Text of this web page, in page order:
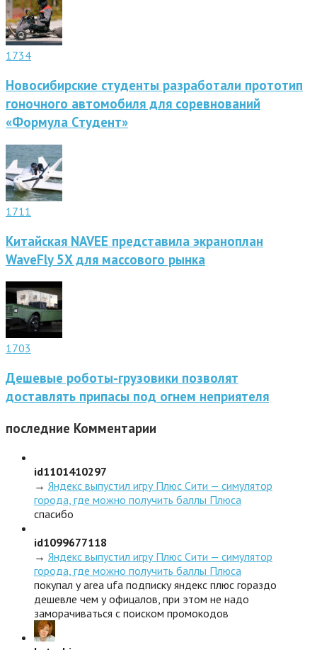
1734
Новосибирские студенты разработали прототип
гоночного автомобиля для соревнований
«Формула Студент»
1711
Китайская NAVEE представила экраноплан
WaveFly 5X для массового рынка
1703
Дешевые роботы-грузовики позволят
доставлять припасы под огнем неприятеля
последние Комментарии
id1101410297
→ Яндекс выпустил игру Плюс Сити — симулятор
города, где можно получить баллы Плюса
спасибо
id1099677118
→ Яндекс выпустил игру Плюс Сити — симулятор
города, где можно получить баллы Плюса
покупал у area ufa подписку яндекс плюс гораздо
дешевле чем у офицалов, при этом не надо
заморачиваться с поиском промокодов